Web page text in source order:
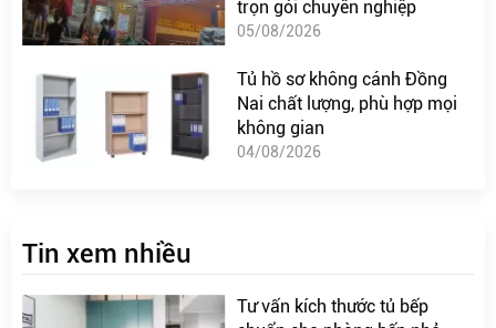
trọn gói chuyên nghiệp
05/08/2026
Tủ hồ sơ không cánh Đồng
Nai chất lượng, phù hợp mọi
không gian
04/08/2026
Tin xem nhiều
Tư vấn kích thước tủ bếp